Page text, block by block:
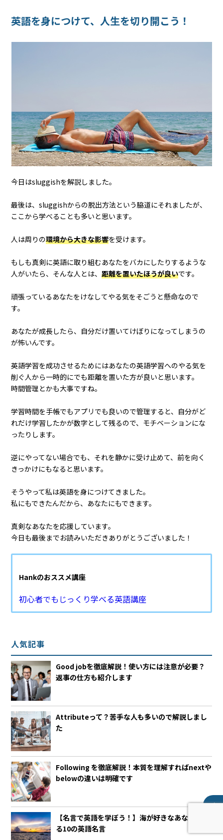
英語を身につけて、人生を切り開こう！
今日はsluggishを解説しました。
最後は、sluggishからの脱出方法という脇道にそれましたが、
ここから学べることも多いと思います。
人は周りの環境から大きな影響を受けます。
もしも真剣に英語に取り組むあなたをバカにしたりするような
人がいたら、そんな人とは、距離を置いたほうが良いです。
頑張っているあなたをけなしてやる気をそごうと懸命なので
す。
あなたが成長したら、自分だけ置いてけぼりになってしまうの
が怖いんです。
英語学習を成功させるためにはあなたの英語学習へのやる気を
削ぐ人から一時的にでも距離を置いた方が良いと思います。
時間管理とかも大事ですね。
学習時間を手帳でもアプリでも良いので管理すると、自分がど
れだけ学習したかが数字として残るので、モチベーションにな
ったりします。
逆にやってない場合でも、それを静かに受け止めて、前を向く
きっかけにもなると思います。
そうやって私は英語を身につけてきました。
私にもできたんだから、あなたにもできます。
真剣なあなたを応援しています。
今日も最後までお読みいただきありがとうございました！
Hankのおススメ講座
初心者でもじっくり学べる英語講座
人気記事
Good jobを徹底解説！使い方には注意が必要？
返事の仕方も紹介します
Attributeって？苦手な人も多いので解説しまし
た
Following を徹底解説！本質を理解すればnextや
belowの違いは明確です
【名言で英語を学ぼう！】海が好きなあなたに送
る10の英語名言